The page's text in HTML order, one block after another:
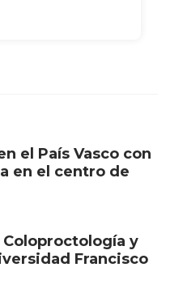
el País Vasco con
en el centro de
Coloproctología y
Francisco